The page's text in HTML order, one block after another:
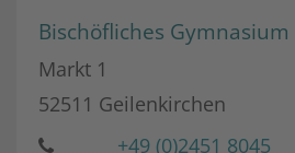
Bischöfliches
Markt 1
52511 Geilenkirchen
+49 (0)2451 8045